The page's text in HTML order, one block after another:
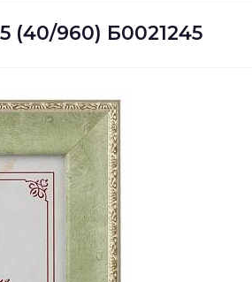
(40/960) Б0021245